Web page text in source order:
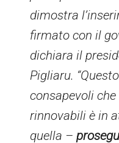
dimostra
firmato con il
dichiara il
Pigliaru.
consapevoli
rinnovabili è in
quella –